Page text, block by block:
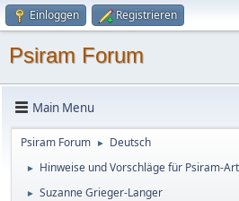
Einloggen Registrieren
Psiram Forum
Main Menu
Psiram Forum ► Deutsch
► Hinweise und Vorschläge für Psiram-
► Suzanne Grieger-Langer